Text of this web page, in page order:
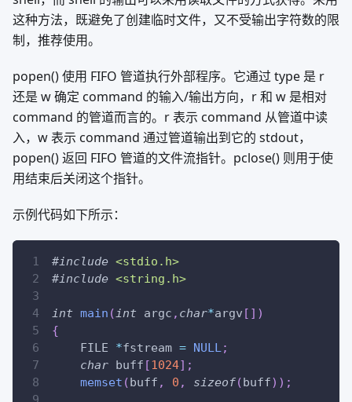
这种方法，既避免了创建临时文件，又不受输出字符数的限
制，推荐使用。
popen() 使用 FIFO 管道执行外部程序。它通过 type 是 r
还是 w 确定 command 的输入/输出方向，r 和 w 是相对
command 的管道而言的。r 表示 command 从管道中读
入，w 表示 command 通过管道输出到它的 stdout，
popen() 返回 FIFO 管道的文件流指针。pclose() 则用于使
用结束后关闭这个指针。
示例代码如下所示：
#include <stdio.h>
#include <string.h>
int main (int argc , char*argv [ ] )
{
    FILE
*fstream = NULL;
char buff [1024] ;
memset (buff , 0 , sizeof(buff) ) ;